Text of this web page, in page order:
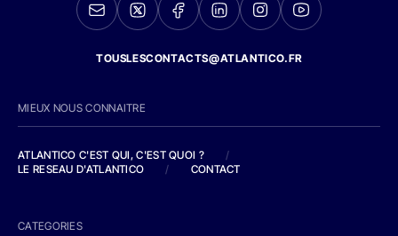
TOUSLESCONTACTS@ATLANTICO.FR
MIEUX NOUS CONNAITRE
ATLANTICO C'EST QUI, C'EST QUOI ?
/
LE RESEAU D'ATLANTICO
/ CONTACT
CATEGORIES